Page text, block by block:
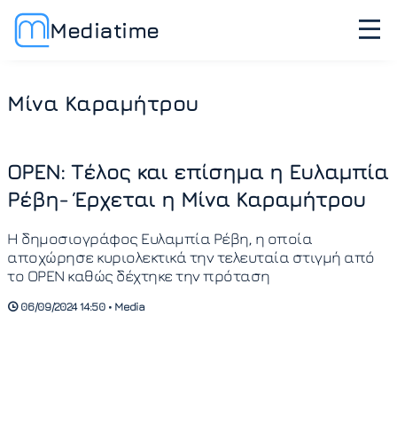
Mediatime
Μίνα Καραμήτρου
OPEN: Τέλος και επίσημα η Ευλαμπία
Ρέβη- Έρχεται η Μίνα Καραμήτρου
Η δημοσιογράφος Ευλαμπία Ρέβη, η οποία
αποχώρησε κυριολεκτικά την τελευταία στιγμή από
το OPEN καθώς δέχτηκε την πρόταση
06/09/2024 14:50 • Media